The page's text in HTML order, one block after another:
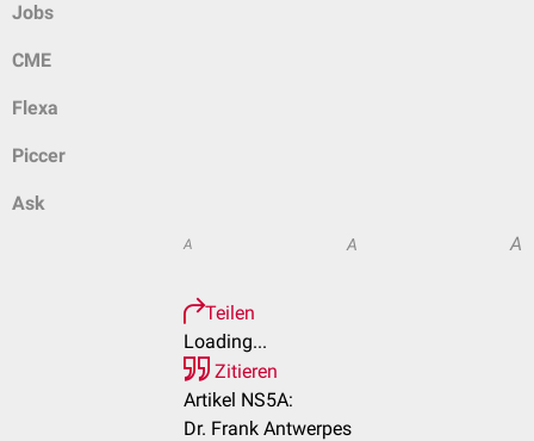
Jobs
CME
Flexa
Piccer
Ask
A A A
Teilen
Loading...
Zitieren
Artikel NS5A:
Dr. Frank Antwerpes